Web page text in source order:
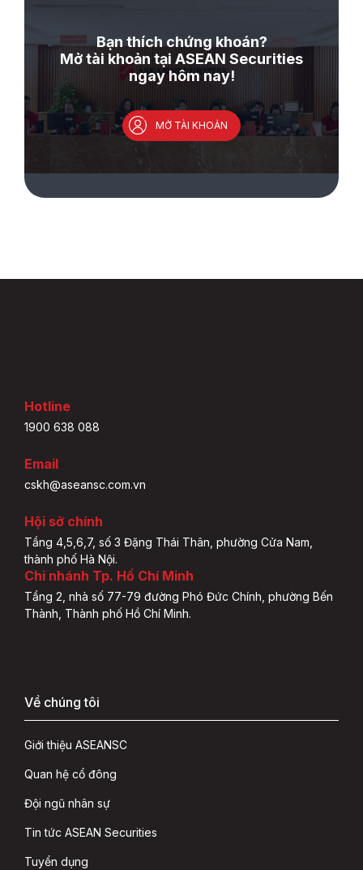
Bạn thích chứng khoán?
Mở tài khoản tại ASEAN Securities
ngay hôm nay!
MỞ TÀI KHOẢN
Hotline
1900 638 088
Email
cskh@aseansc.com.vn
Hội sở chính
Tầng 4,5,6,7, số 3 Đặng Thái Thân, phường Cửa Nam,
thành phố Hà Nội.
Chi nhánh Tp. Hồ Chí Minh
Tầng 2, nhà số 77-79 đường Phó Đức Chính, phường Bến
Thành, Thành phố Hồ Chí Minh.
Về chúng tôi
Giới thiệu ASEANSC
Quan hệ cổ đông
Đội ngũ nhân sự
Tin tức ASEAN Securities
Tuyển dụng